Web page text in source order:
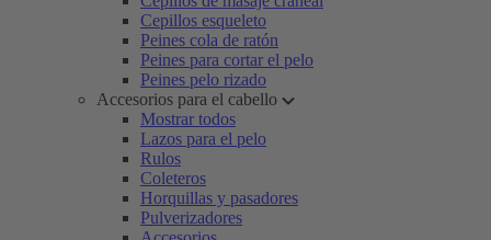
Cepillos esqueleto
Peines cola de ratón
Peines para cortar el pelo
Peines pelo rizado
Accesorios para el cabello
Mostrar todos
Lazos para el pelo
Rulos
Coleteros
Horquillas y pasadores
Pulverizadores